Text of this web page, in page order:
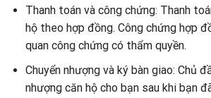
Thanh toán và công chứng: Thanh
hộ theo hợp đồng. Công chứng hợp
quan công chứng có thẩm quyền.
Chuyển nhượng và ký bàn giao: Chủ
nhượng căn hộ cho bạn sau khi bạn